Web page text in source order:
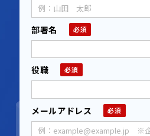
部署名
役職
メールアドレス